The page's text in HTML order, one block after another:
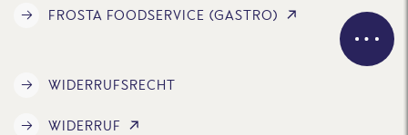
FROSTA FOODSERVICE (GASTRO)
WIDERRUFSRECHT
WIDERRUF